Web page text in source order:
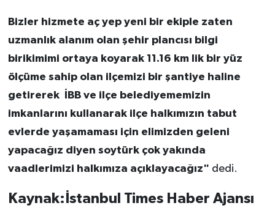
Bizler hizmete aç yep yeni bir ekiple zaten
uzmanlık alanım olan şehir plancısı bilgi
birikimimi ortaya koyarak 11.16 km lik bir yüz
ölçüme sahip olan ilçemizi bir şantiye haline
getirerek İBB ve ilçe belediyememizin
imkanlarını kullanarak ilçe halkımızın tabut
evlerde yaşamaması için elimizden geleni
yapacağız diyen soytürk çok yakında
vaadlerimizi halkımıza açıklayacağız" dedi.
Kaynak:İstanbul Times Haber Ajansı